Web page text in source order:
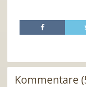
Kommentare